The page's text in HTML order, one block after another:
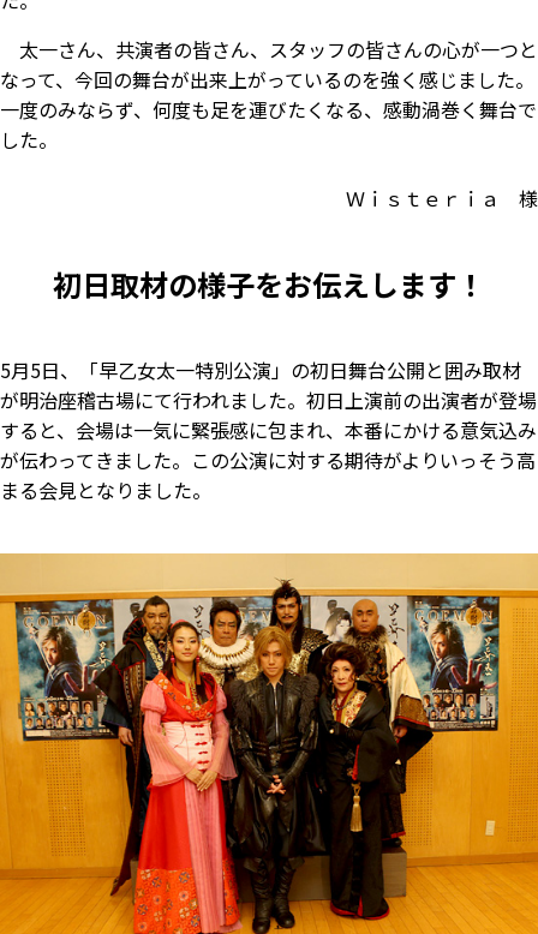
太一さん、共演者の皆さん、スタッフの皆さんの心が一つと
なって、今回の舞台が出来上がっているのを強く感じました。
一度のみならず、何度も足を運びたくなる、感動渦巻く舞台で
した。
Ｗｉｓｔｅｒｉａ 様
初日取材の様子をお伝えします！
5月5日、「早乙女太一特別公演」の初日舞台公開と囲み取材
が明治座稽古場にて行われました。初日上演前の出演者が登場
すると、会場は一気に緊張感に包まれ、本番にかける意気込み
が伝わってきました。この公演に対する期待がよりいっそう高
まる会見となりました。